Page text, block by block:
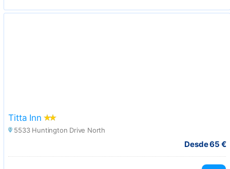
Titta Inn
5533 Huntington Drive North
Desde 65 €